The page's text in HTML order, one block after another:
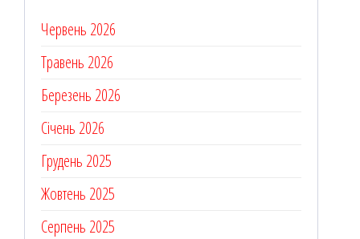
Червень 2026
Травень 2026
Березень 2026
Січень 2026
Грудень 2025
Жовтень 2025
Серпень 2025